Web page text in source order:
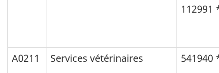
112991
A0211 Services vétérinaires 541940